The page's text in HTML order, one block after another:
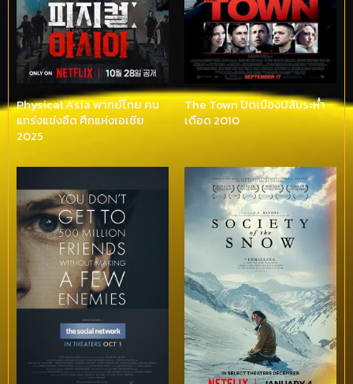
Physical Asia พากย์ไทย คน
แกร่งแข่งอึด ศึกแห่งเอเชีย
2025
The Town ปิดเมืองปล้นระห่ำ
เดือด 2010